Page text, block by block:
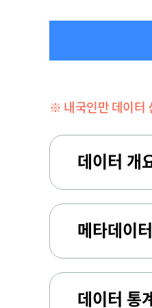
※ 내국인만 데이터
데이터 개
메타데이
데이터 통계